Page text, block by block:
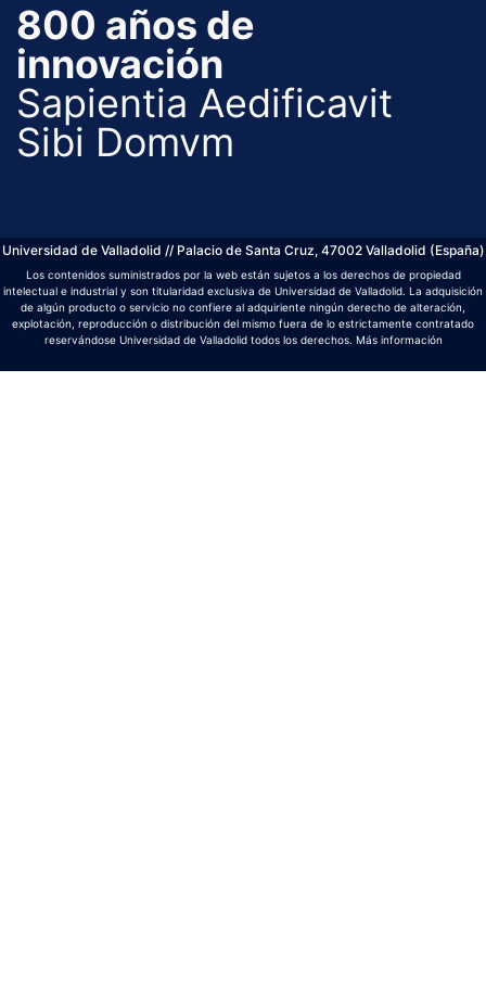
800 años de
innovación
Sapientia Aedificavit
Sibi Domvm
Universidad de Valladolid // Palacio de Santa Cruz, 47002 Valladolid (España)
Los contenidos suministrados por la web están sujetos a los derechos de propiedad
intelectual e industrial y son titularidad exclusiva de Universidad de Valladolid. La adquisición
de algún producto o servicio no confiere al adquiriente ningún derecho de alteración,
explotación, reproducción o distribución del mismo fuera de lo estrictamente contratado
reservándose Universidad de Valladolid todos los derechos. Más información